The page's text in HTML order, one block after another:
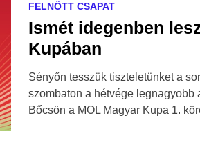
FELNŐTT CSAPAT
Ismét idegenben
Kupában
Sényőn tesszük tiszteletünket a
szombaton a hétvége legnagyobb
Bőcsön a MOL Magyar Kupa 1.